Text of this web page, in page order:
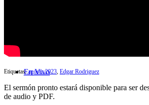
En Vivo
Etiquetas:agosto 2023 Edgar Rodriguez
El sermón pronto estará disponible para ser
de audio y PDF.